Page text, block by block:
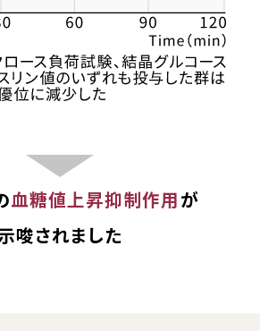
血糖値上昇抑制作用が
唆されました